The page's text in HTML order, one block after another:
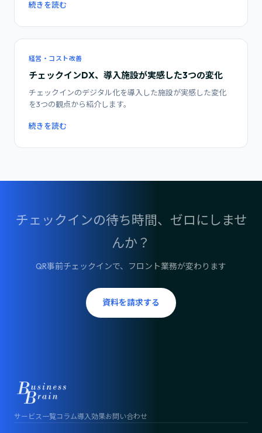
続きを読む
経営・コスト改善
チェックインDX、導入施設が実感した3つの変化
チェックインのデジタル化を導入した施設が実感した変化
を3つの観点から紹介します。
続きを読む
チェックインの待ち時間、ゼロにしませ
んか？
QR事前チェックインで、フロント業務が変わります
資料を請求する
サービス一覧コラム導入効果お問い合わせ